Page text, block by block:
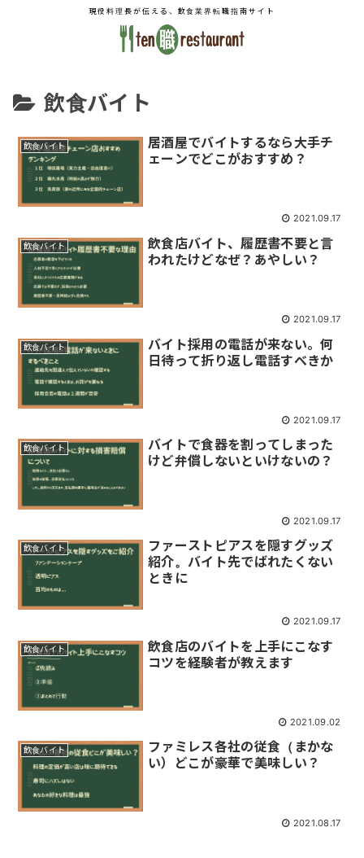
現役料理長が伝える、飲食業界転職指南サイト
飲食バイト
飲食バイト
居酒屋でバイトするなら大手チ
ェーンでどこがおすすめ？
2021.09.17
飲食バイト
飲食店バイト、履歴書不要と言
われたけどなぜ？あやしい？
2021.09.17
飲食バイト
バイト採用の電話が来ない。何
日待って折り返し電話すべきか
2021.09.17
飲食バイト
バイトで食器を割ってしまった
けど弁償しないといけないの？
2021.09.17
飲食バイト
ファーストピアスを隠すグッズ
紹介。バイト先でばれたくない
ときに
2021.09.17
飲食バイト
飲食店のバイトを上手にこなす
コツを経験者が教えます
2021.09.02
飲食バイト
ファミレス各社の従食（まかな
い）どこが豪華で美味しい？
2021.08.17